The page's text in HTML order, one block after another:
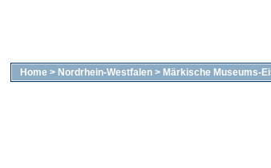
Home > Nordrhein-Westfalen > Märkische Museums-